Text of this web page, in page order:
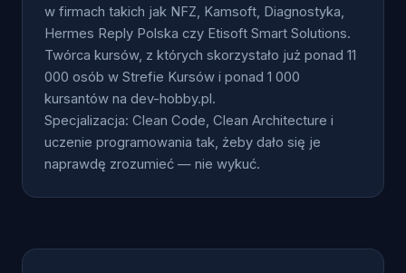
w firmach takich jak NFZ, Kamsoft, Diagnostyka,
Hermes Reply Polska czy Etisoft Smart Solutions.
Twórca kursów, z których skorzystało już ponad 11
000 osób w Strefie Kursów i ponad 1 000
kursantów na dev-hobby.pl.
Specjalizacja: Clean Code, Clean Architecture i
uczenie programowania tak, żeby dało się je
naprawdę zrozumieć — nie wykuć.